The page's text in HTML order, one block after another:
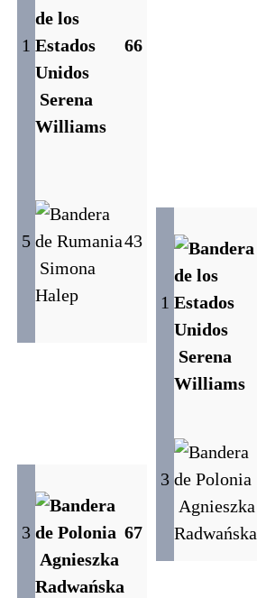
1
Serena
Williams
66
5
Simona
Halep
43
1
Serena
Williams
3
Agnieszka
Radwańska
3
Agnieszka
Radwańska
67